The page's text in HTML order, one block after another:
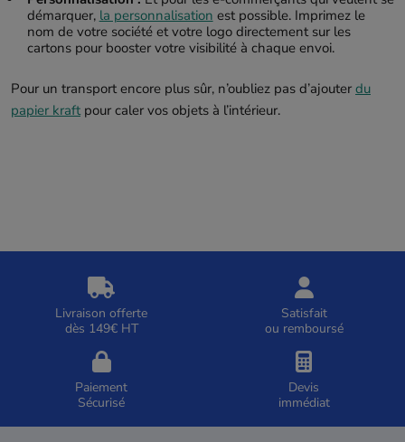
démarquer, la personnalisation est possible. Imprimez le
nom de votre société et votre logo directement sur les
cartons pour booster votre visibilité à chaque envoi.
Pour un transport encore plus sûr, n’oubliez pas d’ajouter du
papier kraftpour caler vos objets à l’intérieur.
Livraison offerte
dès 149€ HT
Satisfait
ou remboursé
Paiement
Sécurisé
Devis
immédiat